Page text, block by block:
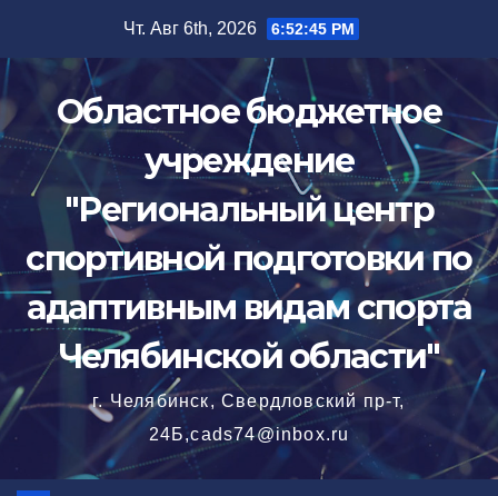
содержимому
Чт. Авг 6th, 2026 6:52:46 PM
Областное бюджетное
учреждение
"Региональный центр
спортивной подготовки по
адаптивным видам спорта
Челябинской области"
г. Челябинск, Свердловский пр-т,
24Б,cads74@inbox.ru